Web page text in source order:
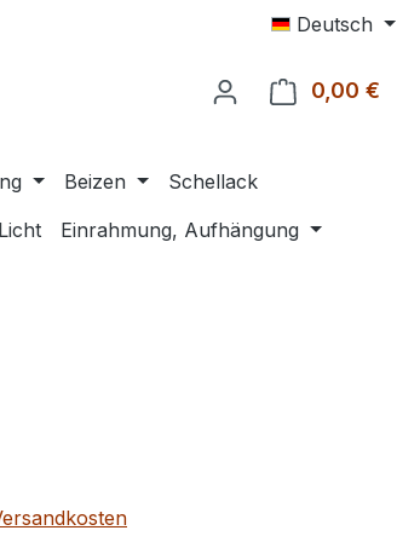
Deutsch
0,00 €
Beizen
Schellack
Licht
Einrahmung, Aufhängung